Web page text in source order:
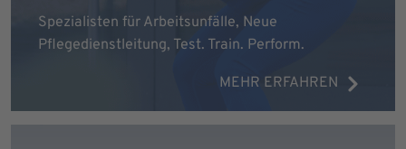
Spezialisten für Arbeitsunfälle, Neue
Pflegedienstleitung, Test. Train. Perform.
MEHR ERFAHREN